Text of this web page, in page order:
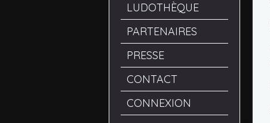
LUDOTHÈQUE
PARTENAIRES
PRESSE
CONTACT
CONNEXION